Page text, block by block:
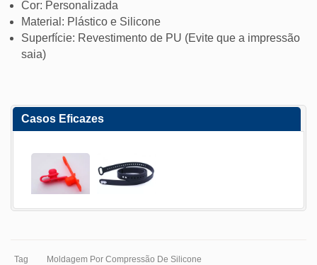
Cor: Personalizada
Material: Plástico e Silicone
Superfície: Revestimento de PU (Evite que a impressão
saia)
Casos Eficazes
Tag
Moldagem Por Compressão De Silicone